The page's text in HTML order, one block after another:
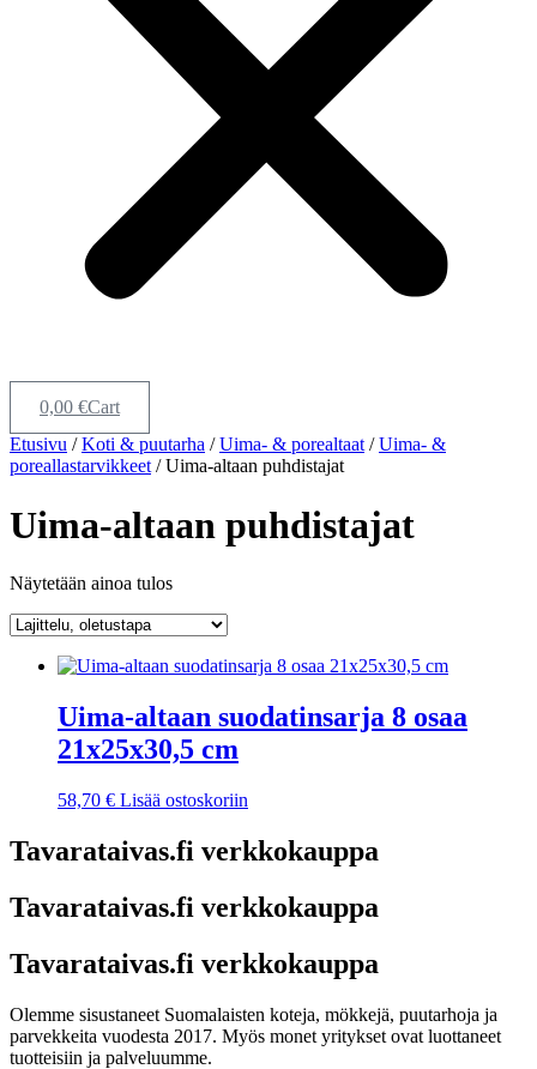
0,00 €Cart
Etusivu /Koti & puutarha /Uima- & porealtaat /Uima- &
poreallastarvikkeet / Uima-altaan puhdistajat
Uima-altaan puhdistajat
Näytetään ainoa tulos
Uima-altaan suodatinsarja 8 osaa
21x25x30,5 cm
58,70 € Lisää ostoskoriin
Tavarataivas.fi verkkokauppa
Tavarataivas.fi verkkokauppa
Tavarataivas.fi verkkokauppa
Olemme sisustaneet Suomalaisten koteja, mökkejä, puutarhoja ja
parvekkeita vuodesta 2017. Myös monet yritykset ovat luottaneet
tuotteisiin ja palveluumme.